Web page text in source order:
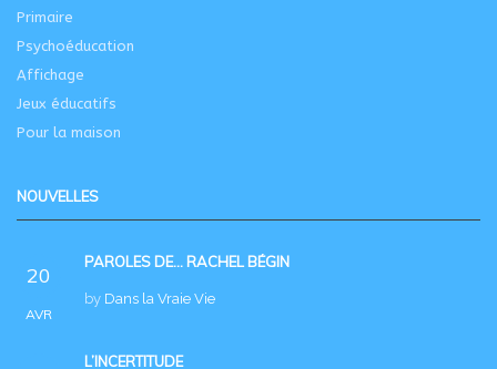
Primaire
Psychoéducation
Affichage
Jeux éducatifs
Pour la maison
NOUVELLES
20
AVR
PAROLES DE… RACHEL BÉGIN
by Dans la Vraie Vie
L’INCERTITUDE